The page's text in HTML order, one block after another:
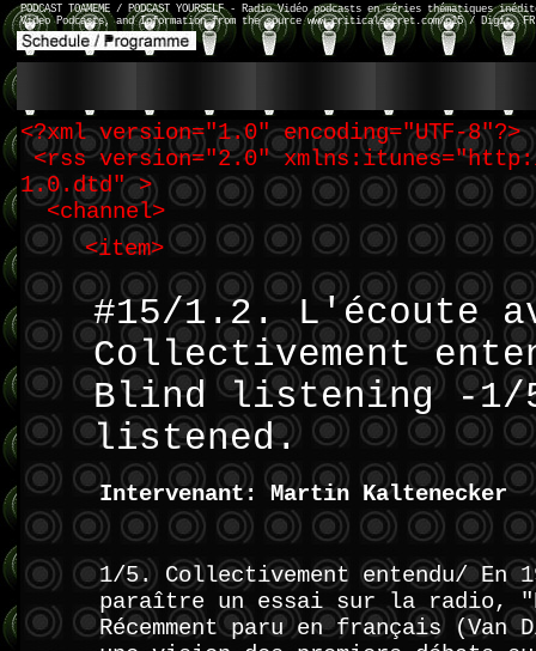
PODCAST TOAMEME / PODCAST YOURSELF - Radio Vidéo podcasts en séries
Video Podcasts, and Information from the source www.criticalsecret.com/n15 / Digit.
<?xml version="1.0" encoding="UTF-8"?>
<rss version="2.0"
1.0.dtd" >
<channel>
<item>
#15/1.2. L'écoute
Collectivement
Blind listening -
listened.
Intervenant: Martin Kaltenecker
1/5. Collectivement entendu/ En
paraître un essai sur la radio,
Récemment paru en français